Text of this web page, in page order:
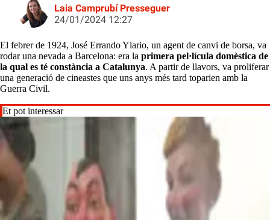
Laia Camprubí Presseguer
24/01/2024 12:27
El febrer de 1924, José Errando Ylario, un agent de canvi de borsa, va
rodar una nevada a Barcelona: era la primera pel·lícula domèstica de
la qual es té constància a Catalunya. A partir de llavors, va proliferar
una generació de cineastes que uns anys més tard toparien amb la
Guerra Civil.
Et pot interessar